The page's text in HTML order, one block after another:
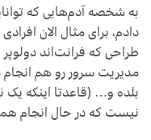
به شخصه آدم‌هایی که
دادم، برای مثال الان
طراحی که فرانت‌اند
مدیریت سرور رو هم انجام
بلده و… (قاعدتا اینکه یک
نیست که در حال انجام